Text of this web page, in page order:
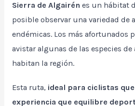
Sierra de Algairén es un hábitat
posible observar una variedad de
endémicas. Los más afortunados
avistar algunas de las especies de
habitan la región.
Esta ruta, ideal para ciclistas
experiencia que equilibre